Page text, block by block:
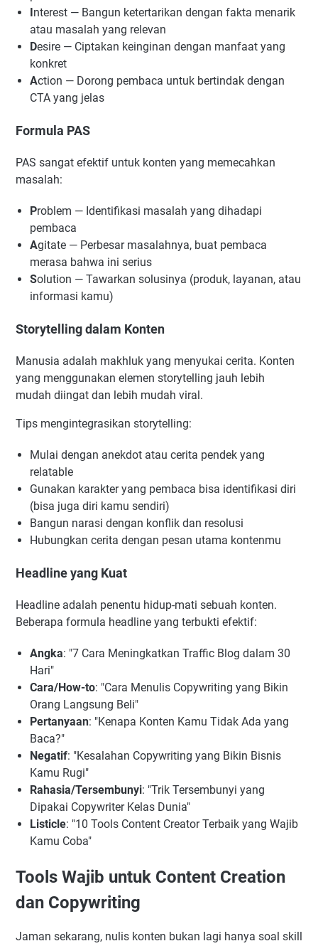
nterest — Bangun ketertarikan dengan fakta menarik
atau masalah yang relevan
Desire — Ciptakan keinginan dengan manfaat yang
konkret
Action — Dorong pembaca untuk bertindak dengan
CTA yang jelas
Formula PAS
PAS sangat efektif untuk konten yang memecahkan
masalah:
Problem — Identifikasi masalah yang dihadapi
pembaca
Agitate — Perbesar masalahnya, buat pembaca
merasa bahwa ini serius
Solution — Tawarkan solusinya (produk, layanan, atau
informasi kamu)
Storytelling dalam Konten
Manusia adalah makhluk yang menyukai cerita. Konten
yang menggunakan elemen storytelling jauh lebih
mudah diingat dan lebih mudah viral.
Tips mengintegrasikan storytelling:
Mulai dengan anekdot atau cerita pendek yang
relatable
Gunakan karakter yang pembaca bisa identifikasi diri
(bisa juga diri kamu sendiri)
Bangun narasi dengan konflik dan resolusi
Hubungkan cerita dengan pesan utama kontenmu
Headline yang Kuat
Headline adalah penentu hidup-mati sebuah konten.
Beberapa formula headline yang terbukti efektif:
Angka: "7 Cara Meningkatkan Traffic Blog dalam 30
Hari"
Cara/How-to: "Cara Menulis Copywriting yang Bikin
Orang Langsung Beli"
Pertanyaan: "Kenapa Konten Kamu Tidak Ada yang
Baca?"
Negatif: "Kesalahan Copywriting yang Bikin Bisnis
Kamu Rugi"
Rahasia/Tersembunyi: "Trik Tersembunyi yang
Dipakai Copywriter Kelas Dunia"
Listicle: "10 Tools Content Creator Terbaik yang Wajib
Kamu Coba"
Tools Wajib untuk Content Creation
dan Copywriting
Jaman sekarang, nulis konten bukan lagi hanya soal skill